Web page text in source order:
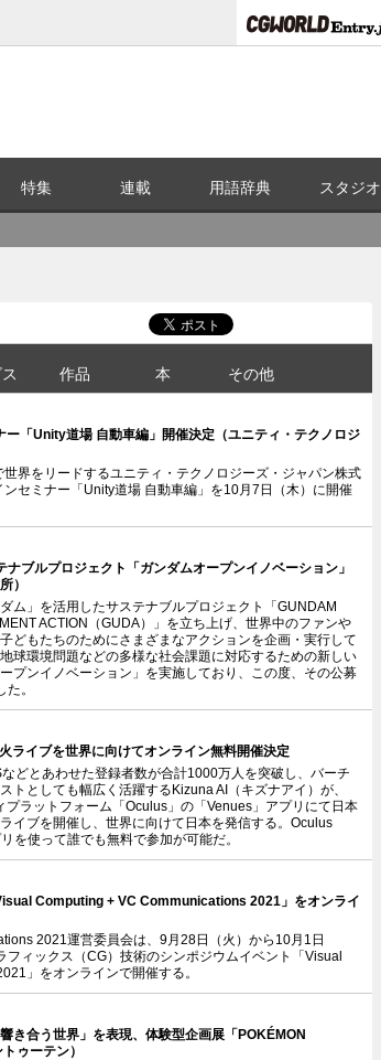
特集 連載 用語辞典 スタジオ
作品 本 その他
「Unity道場 自動車編」開催決定（ユニティ・テクノロジ
界をリードするユニティ・テクノロジーズ・ジャパン株式
セミナー「Unity道場 自動車編」を10月7日（木）に開催
ナブルプロジェクト「ガンダムオープンイノベーション」
）
ム」を活用したサステナブルプロジェクト「GUNDAM
ACTION（GUDA）」を立ち上げ、世界中のファンや
どもたちのためにさまざまなアクションを企画・実行して
球環境問題などの多様な社会課題に対応するための新しい
プンイノベーション」を実施しており、この度、その公募
。
ライブを世界に向けてオンライン無料開催決定
どとあわせた登録者数が合計1000万人を突破し、バーチ
トとしても幅広く活躍するKizuna AI（キズナアイ）が、
プラットフォーム「Oculus」の「Venues」アプリにて日本
イブを開催し、世界に向けて日本を発信する。Oculus
を使って誰でも無料で参加が可能だ。
Computing + VC Communications 2021」をオンライ
2021運営委員会は、9月28日（火）から10月1日
フィックス（CG）技術のシンポジウムイベント「Visual
」をオンラインで開催する。
き合う世界」を表現、体験型企画展「POKÉMON
ゥーテン）